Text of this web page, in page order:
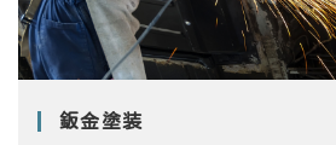
鈑金塗装